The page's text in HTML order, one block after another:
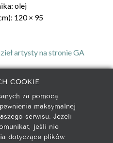
olej
120× 95
artysty na stronie GA
596 314
ul. Chocimska 5
COOKIE
za pomocą
maksymalnej
serwisu. Jeżeli
jeśli nie
dotyczące plików